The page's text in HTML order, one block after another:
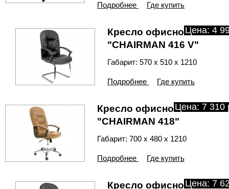
Подробнее
Где купить
Цена: 4
Кресло офисное
"CHAIRMAN 416 V"
Габарит: 570 х 510 х 1210
Подробнее Где купить
Цена: 7 310
Кресло офисное
"CHAIRMAN 418"
Габарит: 700 х 480 х 1210
Подробнее Где купить
Цена: 7
Кресло офисное